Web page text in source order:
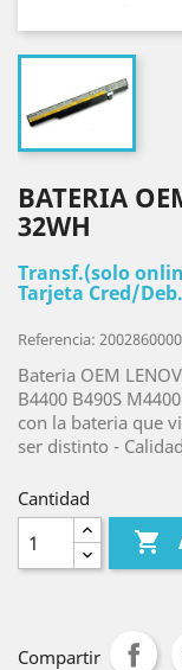
BATERIA
32WH
Transf.(solo
Tarjeta Cred/
Referencia:
Bateria OEM
B4400 B490S
con la bateria que
ser distinto -
Cantidad

Compartir